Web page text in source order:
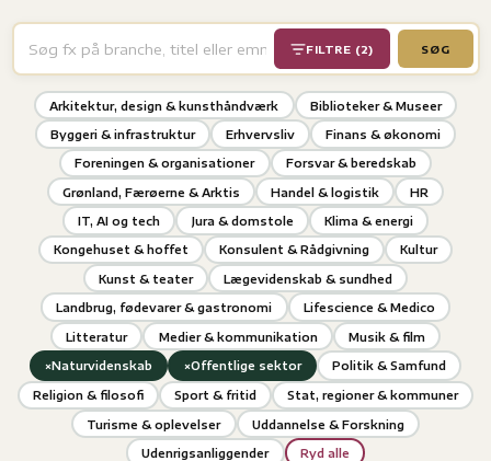
FILTRE (2) SØG
Arkitektur, design & kunsthåndværk Biblioteker & Museer
Byggeri & infrastruktur Erhvervsliv Finans & økonomi
Foreningen & organisationer Forsvar & beredskab
Grønland, Færøerne & Arktis Handel & logistik HR
IT, AI og tech Jura & domstole Klima & energi
Kongehuset & hoffet Konsulent & Rådgivning Kultur
Kunst & teater Lægevidenskab & sundhed
Landbrug, fødevarer & gastronomi Lifescience & Medico
Litteratur Medier & kommunikation Musik & film
×Naturvidenskab ×Offentlige sektor Politik & Samfund
Religion & filosofi Sport & fritid Stat, regioner & kommuner
Turisme & oplevelser Uddannelse & Forskning
Udenrigsanliggender Ryd alle